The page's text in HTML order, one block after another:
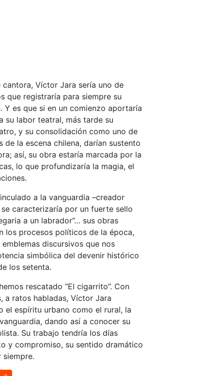
Víctor Jara sería uno de
que registraría para siempre su
Y es que si en un comienzo aportaría
su labor teatral, más tarde su
y su consolidación como uno de
la escena chilena, darían sustento
así, su obra estaría marcada por la
lo que profundizaría la magia, el
a la vanguardia –creador
caracterizaría por un fuerte sello
a un labrador”… sus obras
los procesos políticos de la época,
discursivos que nos
simbólica del devenir histórico
los setenta.
rescatado “El cigarrito”. Con
a ratos habladas, Víctor Jara
el espíritu urbano como el rural, la
dando así a conocer su
Su trabajo tendría los días
y compromiso, su sentido dramático